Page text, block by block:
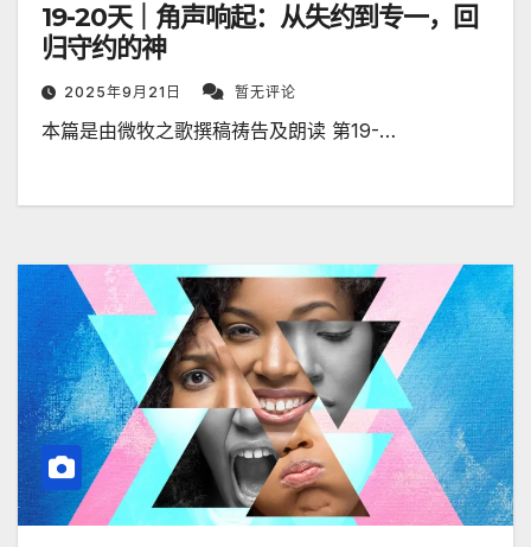
19-20天｜角声响起：从失约到专一，回
归守约的神
2025年9月21日 暂无评论
本篇是由微牧之歌撰稿祷告及朗读 第19-…